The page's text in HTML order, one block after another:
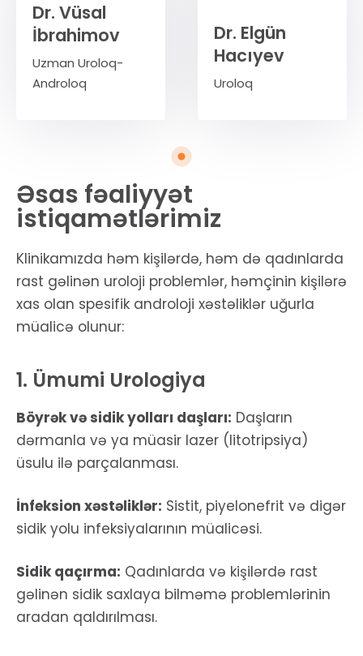
Dr. Vüsal
İbrahimov
Uzman Uroloq-
Androloq
Dr. Elgün
Hacıyev
Uroloq
Əsas fəaliyyət
istiqamətlərimiz
Klinikamızda həm kişilərdə, həm də qadınlarda
rast gəlinən uroloji problemlər, həmçinin kişilərə
xas olan spesifik androloji xəstəliklər uğurla
müalicə olunur:
1. Ümumi Urologiya
Böyrək və sidik yolları daşları: Daşların
dərmanla və ya müasir lazer (litotripsiya)
üsulu ilə parçalanması.
İnfeksion xəstəliklər: Sistit, piyelonefrit və digər
sidik yolu infeksiyalarının müalicəsi.
Sidik qaçırma: Qadınlarda və kişilərdə rast
gəlinən sidik saxlaya bilməmə problemlərinin
aradan qaldırılması.